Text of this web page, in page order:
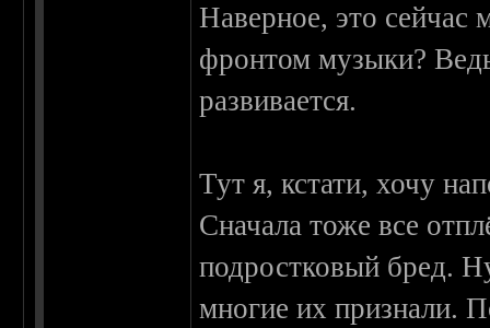
Наверное, это сейчас
фронтом музыки?
развивается.
Тут я, кстати, хочу
Сначала тоже все
подростковый бред.
многие их признали.